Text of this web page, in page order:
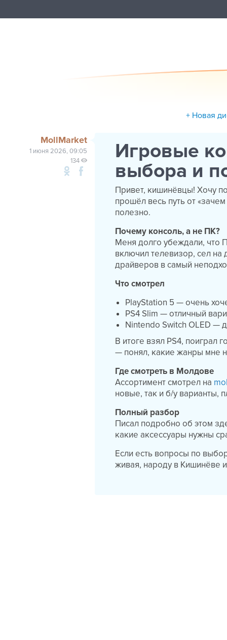
+ Новая
MollMarket
1 июня 2026, 09:05
134
Игровые
выбора и
Привет, кишинёвцы! Хочу
прошёл весь путь от
полезно.
Почему консоль, а не ПК?
Меня долго убеждали, что
включил телевизор, сел на
драйверов в самый
Что смотрел
PlayStation 5 — очень
PS4 Slim — отличный
Nintendo Switch OLED —
В итоге взял PS4, поиграл
— понял, какие жанры мне
Где смотреть в Молдове
Ассортимент смотрел на
новые, так и б/у варианты,
Полный разбор
Писал подробно об этом
какие аксессуары нужны
Если есть вопросы по
живая, народу в Кишинёве